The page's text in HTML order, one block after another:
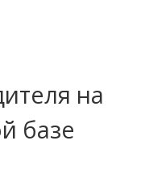
на
базе